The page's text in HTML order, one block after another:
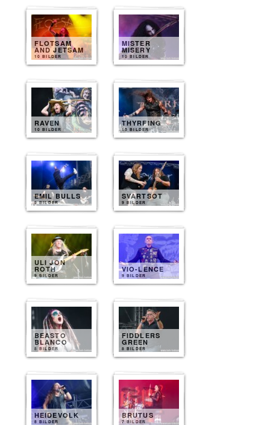
FLOTSAM
AND JETSAM
10 BILDER
MISTER
MISERY
10 BILDER
RAVEN
10 BILDER
THYRFING
10 BILDER
EMIL BULLS
9 BILDER
SVARTSOT
9 BILDER
ULI JON
ROTH
9 BILDER
VIO-LENCE
9 BILDER
BEASTO
BLANCO
8 BILDER
FIDDLERS
GREEN
8 BILDER
HEIDEVOLK
8 BILDER
BRUTUS
7 BILDER